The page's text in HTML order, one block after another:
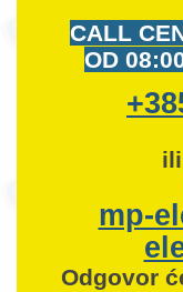
CALL
OD
mp-
Odgovor